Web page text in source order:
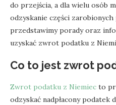
do przejścia, a dla wielu osób
odzyskanie części
przedstawimy porady oraz
uzyskać zwrot podatku z
Co to jest zwrot
Zwrot podatku z Niemiec to
odzyskać nadpłacony